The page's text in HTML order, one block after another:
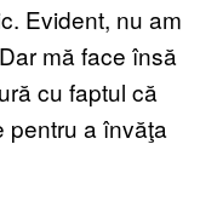
Evident, nu am
mă face însă
cu faptul că
pentru a învăţa